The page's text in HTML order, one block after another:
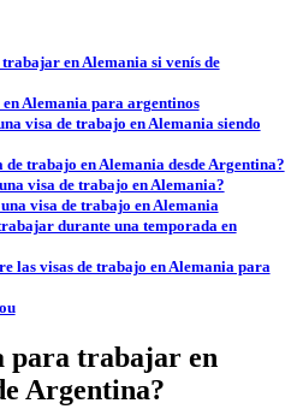
en Alemania si venís de
Alemania para argentinos
visa de trabajo en Alemania siendo
trabajo en Alemania desde Argentina?
visa de trabajo en Alemania?
visa de trabajo en Alemania
durante una temporada en
las visas de trabajo en Alemania para
para trabajar en
Argentina?